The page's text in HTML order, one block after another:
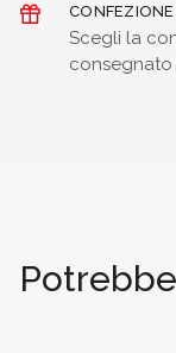
Scegli la